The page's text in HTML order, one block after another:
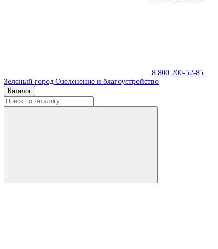
8 800 200-52-85
Зеленый город Озеленение и благоустройство
Каталог